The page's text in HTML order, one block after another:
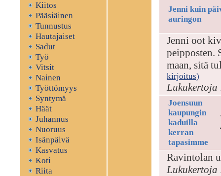
Kiitos
Pääsiäinen
Tunnustus
Hautajaiset
Sadut
Työ
Vitsit
Nainen
Työttömyys
Syntymä
Häät
Juhannus
Nuoruus
Isänpäivä
Kasvatus
Koti
Riita
Jenni kuin
auringon
Jenni oot
peipposten.
maan, sitä
kirjoitus)
Lukukertoja
Joensuun
kaupungin
kaduilla
kerran
tapasimme
Ravintolan
Lukukertoja